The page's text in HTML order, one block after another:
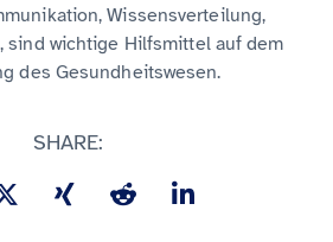
Wissensverteilung,
sind wichtige Hilfsmittel auf dem
des Gesundheitswesen.
SHARE: